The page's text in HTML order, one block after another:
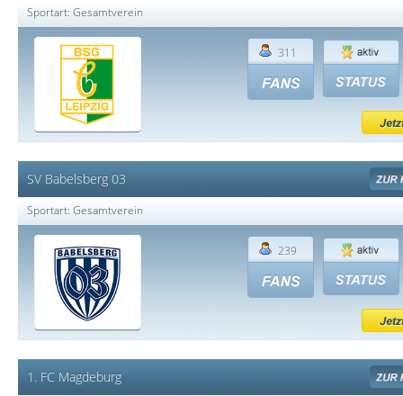
Sportart: Gesamtverein
311
SV Babelsberg 03
Sportart: Gesamtverein
239
1. FC Magdeburg